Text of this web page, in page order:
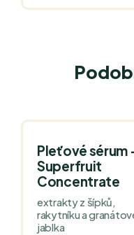
Pleťové sérum
Superfruit
Concentrate
extrakty z šípků,
rakytníku a
jablka